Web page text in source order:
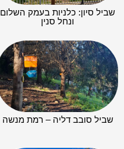
שביל סיון: כלניות בעמק השלום
ונחל סנין
שביל סובב דליה – רמת מנשה